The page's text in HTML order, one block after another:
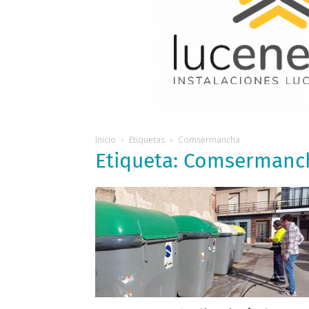
Inicio Etiquetas Comsermancha
Etiqueta: